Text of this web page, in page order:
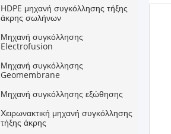
HDPE μηχανή συγκόλλησης τήξης
άκρης σωλήνων
Μηχανή συγκόλλησης
Electrofusion
Μηχανή συγκόλλησης
Geomembrane
Μηχανή συγκόλλησης εξώθησης
Χειρωνακτική μηχανή συγκόλλησης
τήξης άκρης